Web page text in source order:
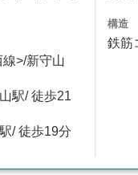
>/新守山
駅/ 徒歩21
/ 徒歩19分
構造
鉄筋